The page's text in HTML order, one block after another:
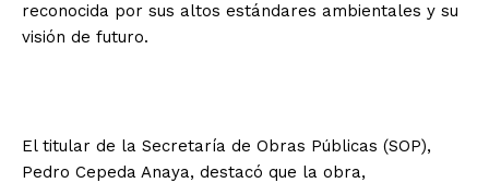
reconocida por sus altos estándares ambientales y su
visión de futuro.
El titular de la Secretaría de Obras Públicas (SOP),
Pedro Cepeda Anaya, destacó que la obra,